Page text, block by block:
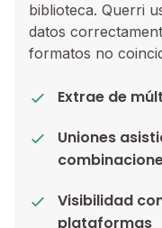
biblioteca. Querri
datos
formatos no
Extrae de
Uniones
Visibilidad
plataformas